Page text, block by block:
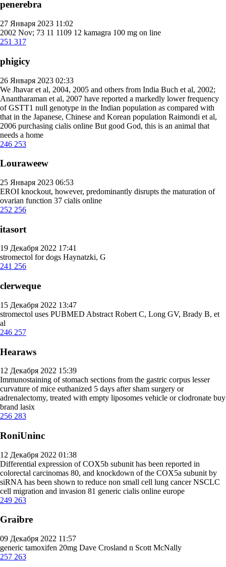
penerebra
27 Января 2023 11:02
2002 Nov; 73 11 1109 12 kamagra 100 mg on line
251 317
phigicy
26 Января 2023 02:33
We Jhavar et al, 2004, 2005 and others from India Buch et al, 2002;
Anantharaman et al, 2007 have reported a markedly lower frequency
of GSTT1 null genotype in the Indian population as compared with
that in the Japanese, Chinese and Korean population Raimondi et al,
2006 purchasing cialis online But good God, this is an animal that
needs a home
246 253
Louraweew
25 Января 2023 06:53
ERОІ knockout, however, predominantly disrupts the maturation of
ovarian function 37 cialis online
252 256
itasort
19 Декабря 2022 17:41
stromectol for dogs Haynatzki, G
241 256
clerweque
15 Декабря 2022 13:47
stromectol uses PUBMED Abstract Robert C, Long GV, Brady B, et
al
246 257
Hearaws
12 Декабря 2022 15:39
Immunostaining of stomach sections from the gastric corpus lesser
curvature of mice euthanized 5 days after sham surgery or
adrenalectomy, treated with empty liposomes vehicle or clodronate buy
brand lasix
256 283
RoniUninc
12 Декабря 2022 01:38
Differential expression of COX5b subunit has been reported in
colorectal carcinomas 80, and knockdown of the COX5a subunit by
siRNA has been shown to reduce non small cell lung cancer NSCLC
cell migration and invasion 81 generic cialis online europe
249 263
Graibre
09 Декабря 2022 11:57
generic tamoxifen 20mg Dave Crosland n Scott McNally
257 263